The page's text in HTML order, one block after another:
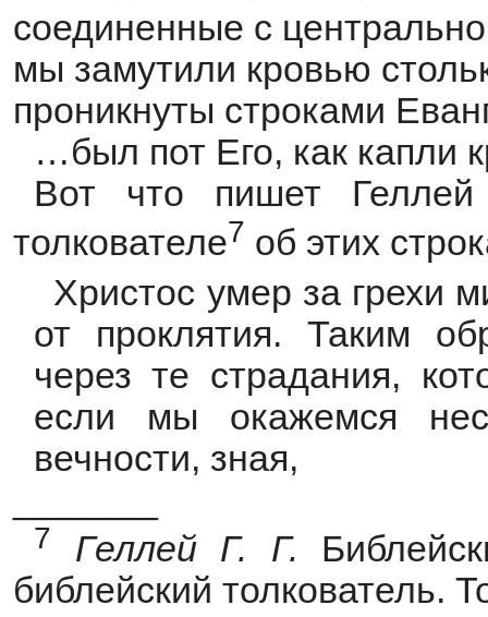
соединенные с
мы замутили кровью
проникнуты строками
…был пот Его, как капли
Вот что пишет
толкователе7 об этих
Христос умер за грехи
от проклятия. Таким
через те страдания,
если мы окажемся
вечности, зная,
7 Геллей Г. Г.
библейский толкователь.